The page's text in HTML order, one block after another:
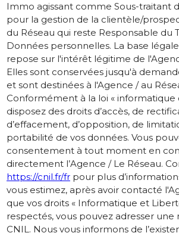
Immo agissant comme Sous-traitant
pour la gestion de la clientèle/
du Réseau qui reste Responsable du
Données personnelles. La base
repose sur l'intérêt légitime de
Elles sont conservées jusqu'à
et sont destinées à l'Agence / au
Conformément à la loi « informatique
disposez des droits d’accès, de
d’effacement, d’opposition, de
portabilité de vos données. Vous
consentement à tout moment en
directement l’Agence / Le Réseau.
https://cnil.fr/fr pour plus
vous estimez, après avoir contacté
que vos droits « Informatique et
respectés, vous pouvez adresser une
CNIL. Nous vous informons de